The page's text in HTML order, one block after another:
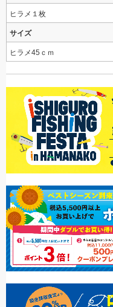
ヒラメ１枚
サイズ
ヒラメ45ｃｍ